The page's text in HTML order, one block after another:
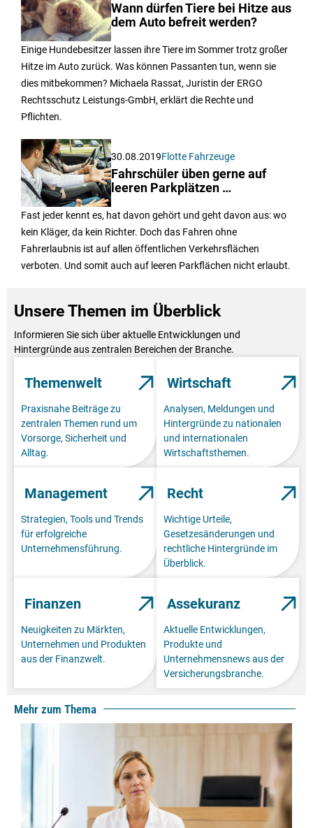
Wann dürfen Tiere bei Hitze aus
dem Auto befreit werden?
Einige Hundebesitzer lassen ihre Tiere im Sommer trotz großer
Hitze im Auto zurück. Was können Passanten tun, wenn sie
dies mitbekommen? Michaela Rassat, Juristin der ERGO
Rechtsschutz Leistungs-GmbH, erklärt die Rechte und
Pflichten.
30.08.2019Flotte Fahrzeuge
Fahrschüler üben gerne auf
leeren Parkplätzen …
Fast jeder kennt es, hat davon gehört und geht davon aus: wo
kein Kläger, da kein Richter. Doch das Fahren ohne
Fahrerlaubnis ist auf allen öffentlichen Verkehrsflächen
verboten. Und somit auch auf leeren Parkflächen nicht erlaubt.
Unsere Themen im Überblick
Informieren Sie sich über aktuelle Entwicklungen und
Hintergründe aus zentralen Bereichen der Branche.
Themenwelt
Praxisnahe Beiträge zu
zentralen Themen rund um
Vorsorge, Sicherheit und
Alltag.
Wirtschaft
Analysen, Meldungen und
Hintergründe zu nationalen
und internationalen
Wirtschaftsthemen.
Management
Strategien, Tools und Trends
für erfolgreiche
Unternehmensführung.
Recht
Wichtige Urteile,
Gesetzesänderungen und
rechtliche Hintergründe im
Überblick.
Finanzen
Neuigkeiten zu Märkten,
Unternehmen und Produkten
aus der Finanzwelt.
Assekuranz
Aktuelle Entwicklungen,
Produkte und
Unternehmensnews aus der
Versicherungsbranche.
Mehr zum Thema